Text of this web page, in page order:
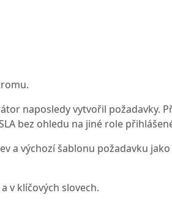
naposledy vytvořil požadavky.
bez ohledu na jiné role
a výchozí šablonu požadavku
v klíčových slovech.